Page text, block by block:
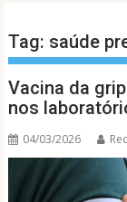
Tag: saúde
Vacina da
nos
04/03/2026